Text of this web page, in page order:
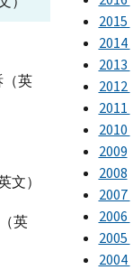
（英
文）
英
2015
2014
2013
2012
2011
2010
2009
2008
2007
2006
2005
2004